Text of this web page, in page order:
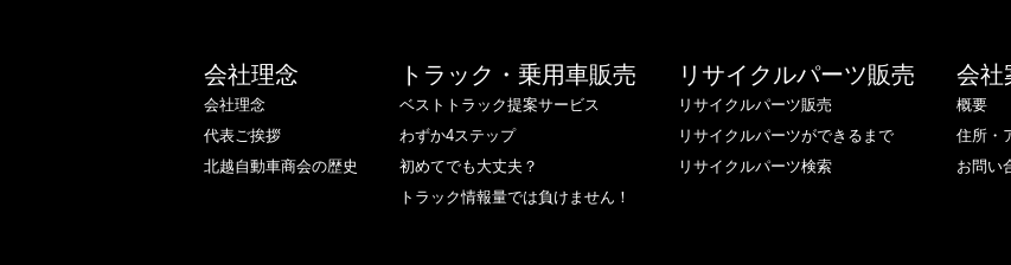
会社理念
会社理念
代表ご挨拶
北越自動車商会の歴史
トラック・乗用車販売
ベストトラック提案サービス
わずか4ステップ
初めてでも大丈夫？
トラック情報量では負けません！
リサイクルパーツ販売
リサイクルパーツ販売
リサイクルパーツができるまで
リサイクルパーツ検索
会社
概要
住所・
お問い